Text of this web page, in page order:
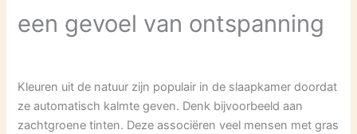
een gevoel van ontspanning
Kleuren uit de natuur zijn populair in de slaapkamer doordat
ze automatisch kalmte geven. Denk bijvoorbeeld aan
zachtgroene tinten. Deze associëren veel mensen met gras